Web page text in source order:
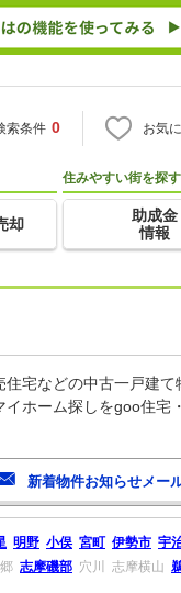
索条件 0 お気
却
住みやすい街を探す
助成金
情報
宅などの中古一戸建て
ホーム探しをgoo住宅
明野 小俣 宮町 伊勢市 宇
志摩磯部 穴川 志摩横山